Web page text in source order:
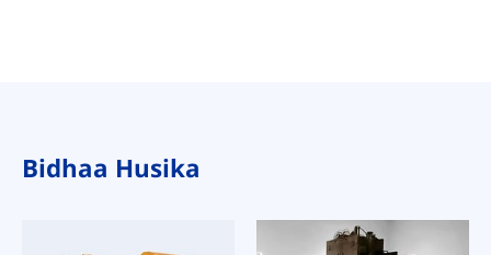
Bidhaa Husika